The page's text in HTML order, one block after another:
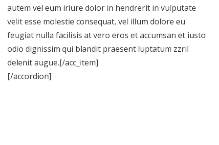
autem vel eum iriure dolor in hendrerit in vulputate
velit esse molestie consequat, vel illum dolore eu
feugiat nulla facilisis at vero eros et accumsan et iusto
odio dignissim qui blandit praesent luptatum zzril
delenit augue.[/acc_item]
[/accordion]